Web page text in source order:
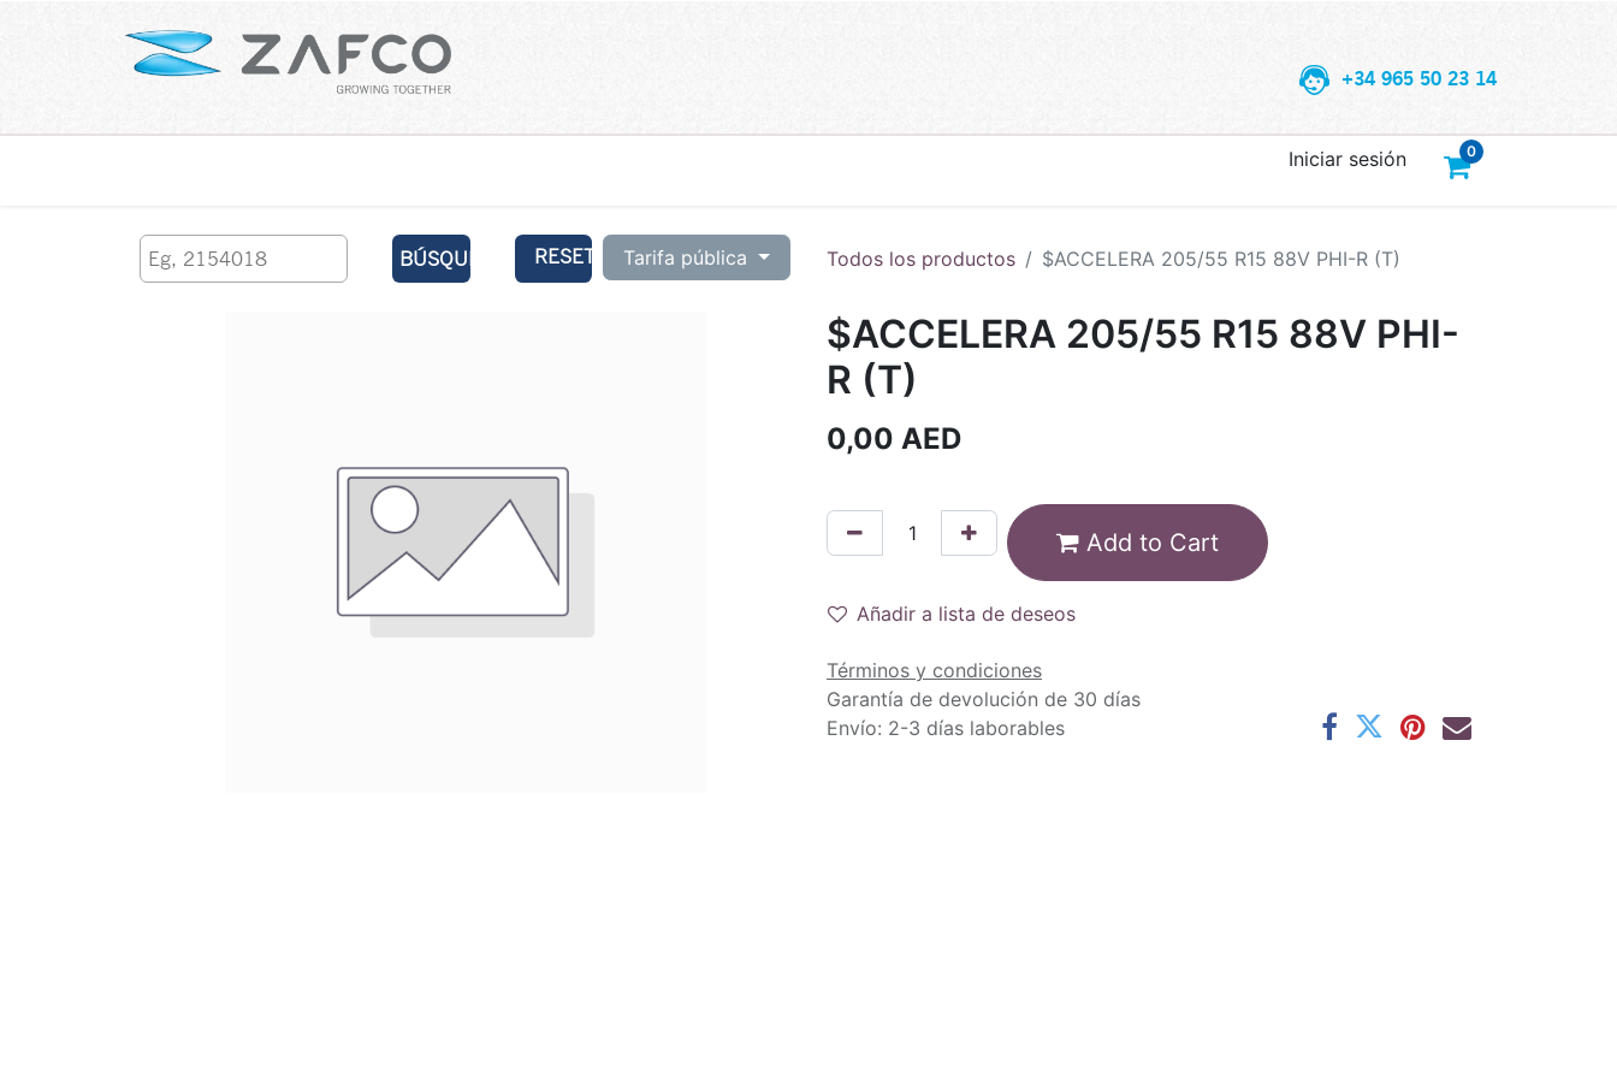
+34 965 50 23 14
0
Iniciar sesión
BÚSQUEDA RESET Tarifa pública Todos los productos $ACCELERA 205/55 R15 88V PHI-R (T)
$ACCELERA 205/55 R15 88V PHI-
R (T)
0,00 AED
Add to Cart
Añadir a lista de deseos
Términos y condiciones
Garantía de devolución de 30 días
Envío: 2-3 días laborables